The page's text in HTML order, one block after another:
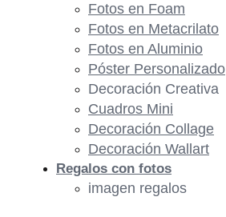
Fotos en Foam
Fotos en Metacrilato
Fotos en Aluminio
Póster Personalizado
Decoración Creativa
Cuadros Mini
Decoración Collage
Decoración Wallart
Regalos con fotos
imagen regalos